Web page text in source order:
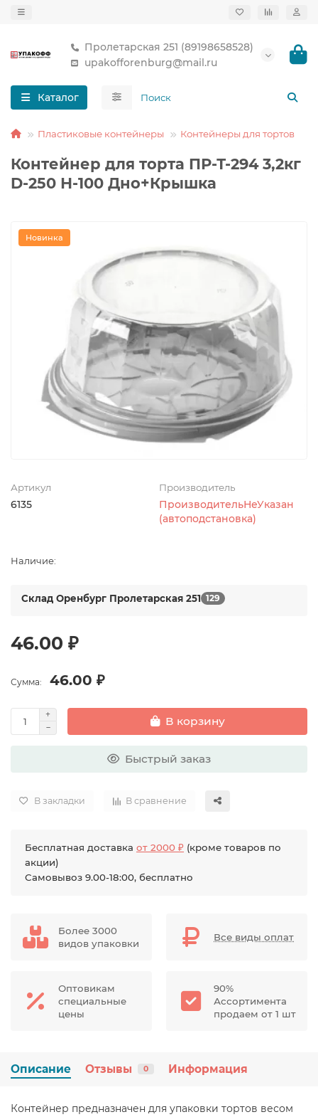
Пролетарская 251 (89198658528)
upakofforenburg@mail.ru
Каталог
Пластиковые контейнеры Контейнеры для тортов
Контейнер для торта ПР-Т-294 3,2кг
D-250 Н-100 Дно+Крышка
Новинка
Артикул
6135
Производитель
ПроизводительНеУказан
(автоподстановка)
Наличие:
Склад Оренбург Пролетарская 251 129
46.00 ₽
Сумма: 46.00 ₽
В корзину
Быстрый заказ
В закладки В сравнение
Бесплатная доставка от 2000 ₽ (кроме товаров по
акции)
Самовывоз 9.00-18:00, бесплатно
Более 3000
видов упаковки
Все виды оплат
Оптовикам
специальные
цены
90%
Ассортимента
продаем от 1 шт
Описание Отзывы 0 Информация
Контейнер предназначен для упаковки тортов весом